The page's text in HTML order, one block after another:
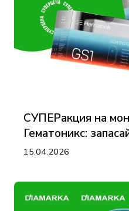
СУПЕРакция на
Гематоникс:
15.04.2026